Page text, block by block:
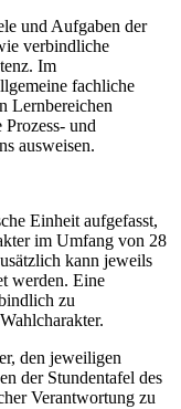
und Aufgaben der
verbindliche
Im
fachliche
Lernbereichen
und
ausweisen.
Einheit aufgefasst,
im Umfang von 28
kann jeweils
werden. Eine
zu
den jeweiligen
der Stundentafel des
Verantwortung zu